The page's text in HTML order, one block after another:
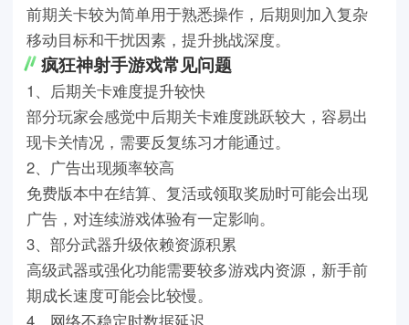
前期关卡较为简单用于熟悉操作，后期则加入复杂
移动目标和干扰因素，提升挑战深度。
疯狂神射手游戏常见问题
1、后期关卡难度提升较快
部分玩家会感觉中后期关卡难度跳跃较大，容易出
现卡关情况，需要反复练习才能通过。
2、广告出现频率较高
免费版本中在结算、复活或领取奖励时可能会出现
广告，对连续游戏体验有一定影响。
3、部分武器升级依赖资源积累
高级武器或强化功能需要较多游戏内资源，新手前
期成长速度可能会比较慢。
4、网络不稳定时数据延迟